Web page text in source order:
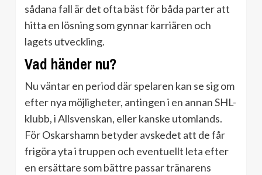
sådana fall är det ofta bäst för båda parter att
hitta en lösning som gynnar karriären och
lagets utveckling.
Vad händer nu?
Nu väntar en period där spelaren kan se sig om
efter nya möjligheter, antingen i en annan SHL-
klubb, i Allsvenskan, eller kanske utomlands.
För Oskarshamn betyder avskedet att de får
frigöra yta i truppen och eventuellt leta efter
en ersättare som bättre passar tränarens